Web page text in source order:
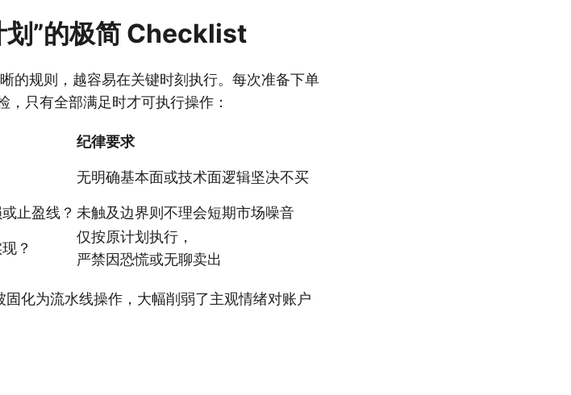
划”的极简 Checklist
的规则，越容易在关键时刻执行。每次准备下单
只有全部满足时才可执行操作：
纪律要求
无明确基本面或技术面逻辑坚决不买
止盈线？ 未触及边界则不理会短期市场噪音
？
仅按原计划执行，
严禁因恐慌或无聊卖出
化为流水线操作，大幅削弱了主观情绪对账户